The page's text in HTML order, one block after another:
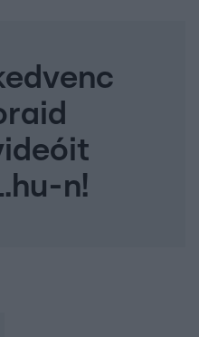
n!